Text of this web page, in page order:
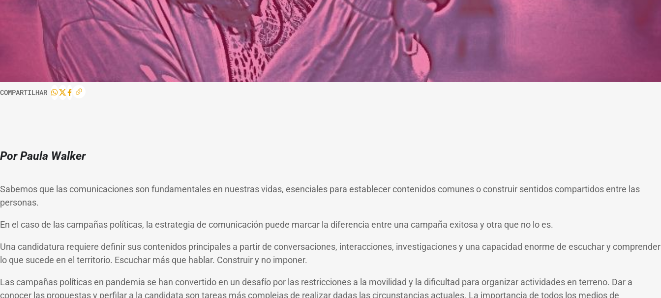
COMPARTILHAR
Por Paula Walker
Sabemos que las comunicaciones son fundamentales en nuestras vidas, esenciales para establecer contenidos comunes o construir sentidos compartidos entre las
personas.
En el caso de las campañas políticas, la estrategia de comunicación puede marcar la diferencia entre una campaña exitosa y otra que no lo es.
Una candidatura requiere definir sus contenidos principales a partir de conversaciones, interacciones, investigaciones y una capacidad enorme de escuchar y comprender
lo que sucede en el territorio. Escuchar más que hablar. Construir y no imponer.
Las campañas políticas en pandemia se han convertido en un desafío por las restricciones a la movilidad y la dificultad para organizar actividades en terreno. Dar a
conocer las propuestas y perfilar a la candidata son tareas más complejas de realizar dadas las circunstancias actuales. La importancia de todos los medios de